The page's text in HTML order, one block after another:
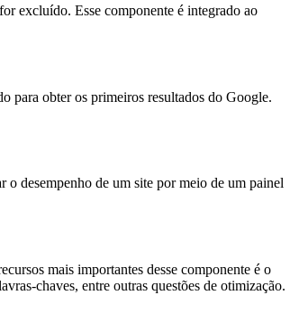
excluído. Esse componente é integrado ao
para obter os primeiros resultados do Google.
desempenho de um site por meio de um painel
mais importantes desse componente é o
chaves, entre outras questões de otimização.